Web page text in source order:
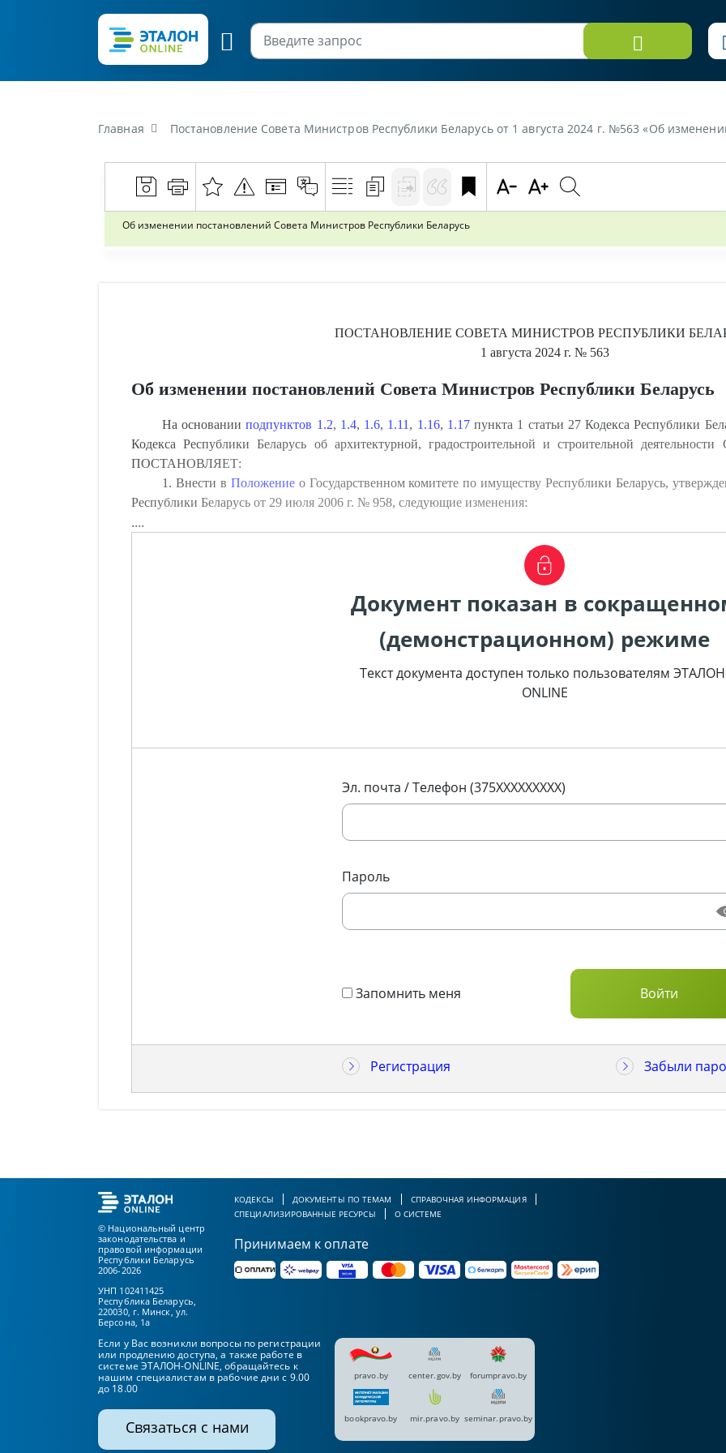
Главная Постановление Совета Министров Республики Беларусь от 1 августа 2024 г. №563 «Об изменении
Об изменении постановлений Совета Министров Республики Беларусь
ПОСТАНОВЛЕНИЕ СОВЕТА МИНИСТРОВ РЕСПУБЛИКИ
1 августа 2024 г. № 563
Об изменении постановлений Совета Министров Республики Беларусь
На основанииподпунктов 1.2, 1.4, 1.6, 1.11 , 1.16, 1.17пункта 1 статьи 27 Кодекса Республики
Кодекса Республики Беларусь об архитектурной, градостроительной и строительной
ПОСТАНОВЛЯЕТ:
1. Внести в Положениео Государственном комитете по имуществу Республики Беларусь,
Республики Беларусь от 29 июля 2006 г. № 958, следующие изменения:
....
Документ показан в
(демонстрационном) режиме
Текст документа доступен только пользователям
ONLINE
Эл. почта / Телефон (375XXXXXXXXX)
Пароль
Запомнить меня
Регистрация Забыли
© Национальный центр
законодательства и
правовой информации
Республики Беларусь
2006-2026
УНП 102411425
Республика Беларусь,
220030, г. Минск, ул.
Берсона, 1а
КОДЕКСЫ ДОКУМЕНТЫ ПО ТЕМАМ
СПРАВОЧНАЯ ИНФОРМАЦИЯ
СПЕЦИАЛИЗИРОВАННЫЕ РЕСУРСЫ
О СИСТЕМЕ
Принимаем к оплате
Если у Вас возникли вопросы по регистрации
или продлению доступа, а также работе в
системе ЭТАЛОН-ONLINE, обращайтесь к
нашим специалистам в рабочие дни с 9.00
до 18.00
Связаться с нами
pravo.by center.gov.by forumpravo.by
bookpravo.by mir.pravo.by seminar.pravo.by